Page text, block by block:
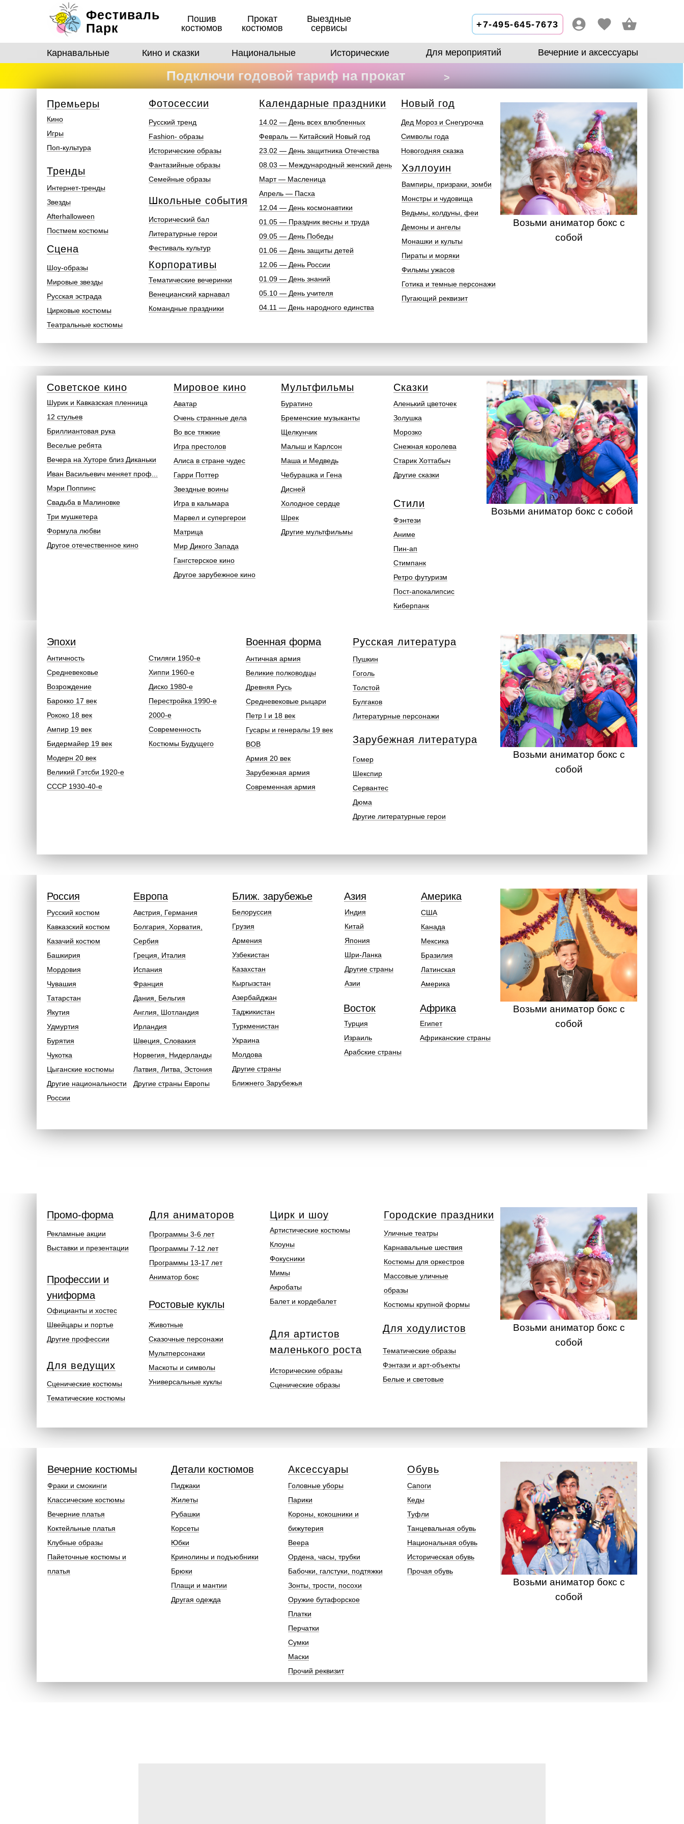
Фестиваль
Парк
Пошив
костюмов
Выездные
сервисы
Прокат
костюмов
+7-495-645-7673
Вечерние и аксессуары
Для мероприятий
Исторические
Национальные
Кино и сказки
Карнавальные
Подключи годовой тариф на прокат
>
Премьеры Фотосеcсии
Хэллоуин
Кино
Игры
Поп-культура
Тренды
Интернет-тренды
Звезды
Afterhalloween
Постмем костюмы
Сцена
Шоу-образы
Мировые звезды
Русская эстрада
Цирковые костюмы
Театральные костюмы
Календарные праздники
Русский тренд
Fashion- образы
Исторические образы
Фантазийные образы
Семейные образы
Школьные события
Исторический бал
Литературные герои
Фестиваль культур
Корпоративы
Тематические вечеринки
Венецианский карнавал
Командные праздники
Вампиры, призраки, зомби
Монстры и чудовища
Ведьмы, колдуны, феи
Демоны и ангелы
Монашки и культы
Пираты и моряки
Фильмы ужасов
Готика и темные персонажи
Пугающий реквизит
14.02 — День всех влюбленных
Февраль — Китайский Новый год
23.02 — День защитника Отечества
08.03 — Международный женский день
Март — Масленица
Апрель — Пасха
12.04 — День космонавтики
01.05 — Праздник весны и труда
09.05 — День Победы
01.06 — День защиты детей
12.06 — День России
01.09 — День знаний
05.10 — День учителя
04.11 — День народного единства
Новый год
Дед Мороз и Снегурочка
Символы года
Новогодняя сказка
Возьми аниматор бокс с
собой
Советское кино
Шурик и Кавказская пленница
12 стульев
Бриллиантовая рука
Веселые ребята
Вечера на Хуторе близ Диканьки
Иван Васильевич меняет проф...
Мэри Поппинс
Свадьба в Малиновке
Три мушкетера
Формула любви
Другое отечественное кино
Мировое кино
Аватар
Очень странные дела
Во все тяжкие
Игра престолов
Алиса в стране чудес
Гарри Поттер
Звездные воины
Игра в кальмара
Марвел и супергерои
Матрица
Мир Дикого Запада
Гангстерское кино
Другое зарубежное кино
Мультфильмы
Буратино
Бременские музыканты
Щелкунчик
Малыш и Карлсон
Маша и Медведь
Чебурашка и Гена
Дисней
Холодное сердце
Шрек
Другие мультфильмы
Сказки
Аленький цветочек
Золушка
Морозко
Снежная королева
Старик Хоттабыч
Другие сказки
Стили
Фэнтези
Аниме
Пин-ап
Стимпанк
Ретро футуризм
Пост-апокалипсис
Киберпанк
Возьми аниматор бокс с собой
Античность
Средневековье
Возрождение
Барокко 17 век
Рококо 18 век
Ампир 19 век
Бидермайер 19 век
Модерн 20 век
Великий Гэтсби 1920-е
СССР 1930-40-е
Стиляги 1950-е
Хиппи 1960-е
Диско 1980-е
Перестройка 1990-е
2000-е
Современность
Костюмы Будущего
Эпохи
Античная армия
Великие полководцы
Древняя Русь
Средневековые рыцари
Петр I и 18 век
Гусары и генералы 19 век
ВОВ
Армия 20 век
Зарубежная армия
Современная армия
Военная форма Русская литература
Пушкин
Гоголь
Толстой
Булгаков
Литературные персонажи
Зарубежная литература
Гомер
Шекспир
Сервантес
Дюма
Другие литературные герои
Возьми аниматор бокс с
собой
Белоруссия
Грузия
Армения
Узбекистан
Казахстан
Кыргызстан
Азербайджан
Таджикистан
Туркменистан
Украина
Молдова
Другие страны
Ближнего Зарубежья
Ближ. зарубежье
Египет
Африканские страны
Африка
США
Канада
Мексика
Бразилия
Латинская
Америка
Америка
Австрия, Германия
Болгария, Хорватия,
Сербия
Греция, Италия
Испания
Франция
Дания, Бельгия
Англия, Шотландия
Ирландия
Швеция, Словакия
Норвегия, Нидерланды
Латвия, Литва, Эстония
Другие страны Европы
Европа
Русский костюм
Кавказский костюм
Казачий костюм
Башкирия
Мордовия
Чувашия
Татарстан
Якутия
Удмуртия
Бурятия
Чукотка
Цыганские костюмы
Другие национальности
России
Россия
Индия
Китай
Япония
Шри-Ланка
Другие страны
Азии
Азия
Восток
Турция
Израиль
Арабские страны
Возьми аниматор бокс с
собой
Рекламные акции
Выставки и презентации
Официанты и хостес
Швейцары и портье
Другие профессии
Промо-форма
Профессии и
униформа
Программы 3-6 лет
Программы 7-12 лет
Программы 13-17 лет
Аниматор бокс
Уличные театры
Карнавальные шествия
Костюмы для оркестров
Массовые уличные
образы
Костюмы крупной формы
Ростовые куклы
Животные
Сказочные персонажи
Мультперсонажи
Маскоты и символы
Универсальные куклы
Городские праздники
Тематические образы
Фэнтази и арт-объекты
Белые и световые
Для ходулистов
Исторические образы
Сценические образы
Для артистов
маленького роста
Для аниматоров
Сценические костюмы
Тематические костюмы
Для ведущих
Артистические костюмы
Клоуны
Фокусники
Мимы
Акробаты
Балет и кордебалет
Цирк и шоу
Возьми аниматор бокс с
собой
Фраки и смокинги
Классические костюмы
Вечерние платья
Коктейльные платья
Клубные образы
Пайеточные костюмы и
платья
Пиджаки
Жилеты
Рубашки
Корсеты
Юбки
Кринолины и подъюбники
Брюки
Плащи и мантии
Другая одежда
Вечерние костюмы Детали костюмов Аксессуары
Головные уборы
Парики
Короны, кокошники и
бижутерия
Веера
Ордена, часы, трубки
Бабочки, галстуки, подтяжки
Зонты, трости, посохи
Оружие бутафорское
Платки
Перчатки
Сумки
Маски
Прочий реквизит
Обувь
Сапоги
Кеды
Туфли
Танцевальная обувь
Национальная обувь
Историческая обувь
Прочая обувь
Возьми аниматор бокс с
собой